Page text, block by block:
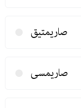
صاریمتیق
صاریمسی